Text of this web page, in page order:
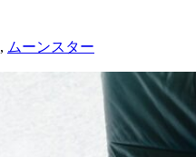
, ムーンスター